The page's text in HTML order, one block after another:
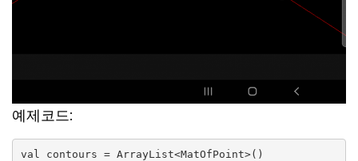
예제코드:
val contours = ArrayList<MatOfPoint>()